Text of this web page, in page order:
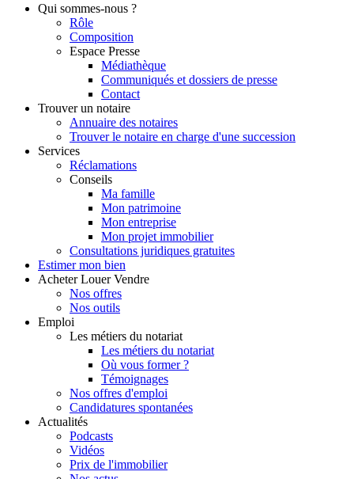
Qui sommes-nous ?
Rôle
Composition
Espace Presse
Médiathèque
Communiqués et dossiers de presse
Contact
Trouver un notaire
Annuaire des notaires
Trouver le notaire en charge d'une succession
Services
Réclamations
Conseils
Ma famille
Mon patrimoine
Mon entreprise
Mon projet immobilier
Consultations juridiques gratuites
Estimer mon bien
Acheter Louer Vendre
Nos offres
Nos outils
Emploi
Les métiers du notariat
Les métiers du notariat
Où vous former ?
Témoignages
Nos offres d'emploi
Candidatures spontanées
Actualités
Podcasts
Vidéos
Prix de l'immobilier